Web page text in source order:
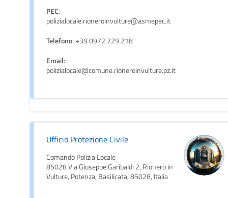
PEC:
polizialocale.rioneroinvulture@asmepec.it
Telefono: +39 0972 729 218
Email:
polizialocale@comune.rioneroinvulture.pz.it
Ufficio Protezione Civile
Comando Polizia Locale
85028 Via Giuseppe Garibaldi 2, Rionero in
Vulture, Potenza, Basilicata, 85028, Italia